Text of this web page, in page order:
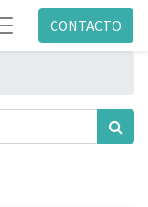
CONTACTO